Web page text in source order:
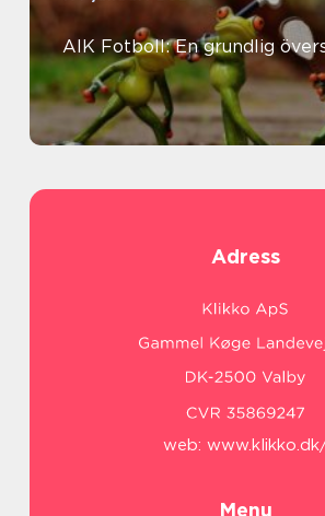
AIK Fotboll: En grundlig
Adress
web:
Menu